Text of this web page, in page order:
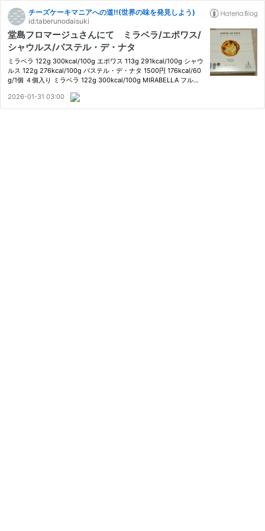
チーズケーキマニアへの道!!(世界の味を発見しよう)
id:taberunodaisuki
堂島フロマージュさんにて ミラベラ/エポワス/
シャウルス/パステル・デ・ナタ
ミラベラ 122g 300kcal/100g エポワス 113g 291kcal/100g シャウ
ルス 122g 276kcal/100g パステル・デ・ナタ 1500円 176kcal/60
g/1個 ４個入り ミラベラ 122g 300kcal/100g MIRABELLA フルー
チーズ 原材料 生乳 食塩 洋酒／着色料（アナトー） 賞味期限 202
6.…
2026-01-31 03:00